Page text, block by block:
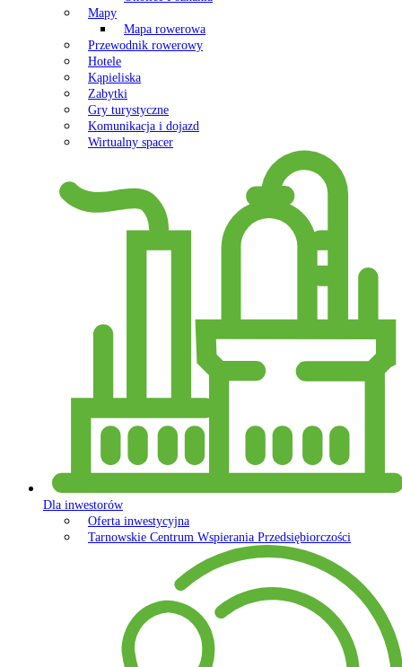
Mapy
Mapa rowerowa
Przewodnik rowerowy
Hotele
Kąpieliska
Zabytki
Gry turystyczne
Komunikacja i dojazd
Wirtualny spacer
Dla inwestorów
Oferta inwestycyjna
Tarnowskie Centrum Wspierania Przedsiębiorczości